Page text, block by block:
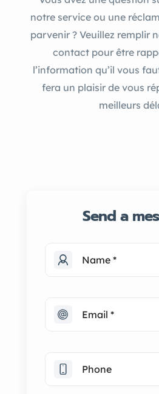
notre service ou une
parvenir ? Veuillez remplir
contact pour être
l’information qu’il vous
fera un plaisir de vous
meilleurs
Send a